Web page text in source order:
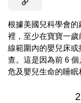
根據美國兒科學會
裡，至少在寶寶一
線範圍內的嬰兒床
查。這是因為前 6
危及嬰兒生命的睡眠